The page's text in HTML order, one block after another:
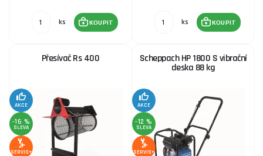
ks KOUPIT ks KOUPIT
Přesívač Rs 400
AKCE
-16 %
SLEVA
SERVIS+
Scheppach HP 1800 S vibrační
deska 88 kg
AKCE
-12 %
SLEVA
SERVIS+